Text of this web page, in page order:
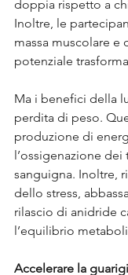
doppia rispetto a
Inoltre, le
massa muscolare e
potenziale
Ma i benefici della
perdita di peso.
produzione di
l’ossigenazione
sanguigna. Inoltre,
dello stress,
rilascio di anidride
l’equilibrio
Accelerare la